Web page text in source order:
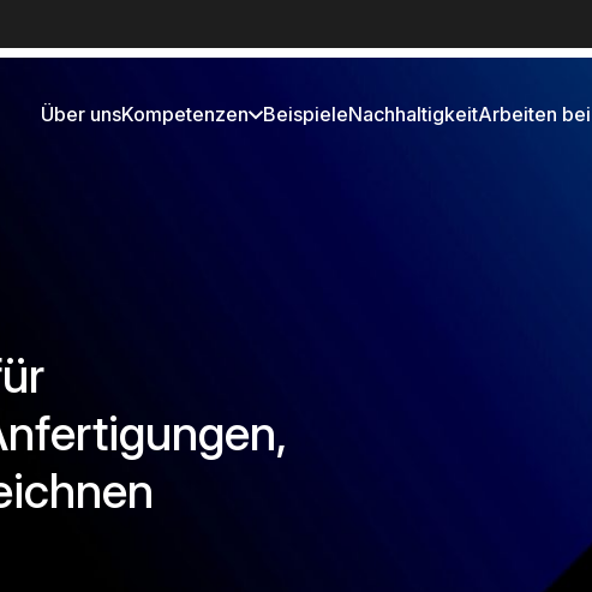
Über unsKompetenzen BeispieleNachhaltigkeitArbeiten bei